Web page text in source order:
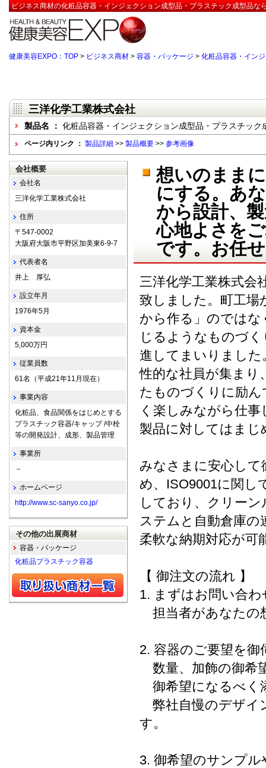
ビジネス商材の化粧品容器・インジェクション成型品・プラスチック成型品な
健康美容EXPO：TOP > ビジネス商材 > 容器・パッケージ > 化粧品容器・イン
三洋化学工業株式会社
製品名 ： 化粧品容器・インジェクション成型品・プラスチック
ページ内リンク ： 製品詳細 >> 製品概要 >> 参考画像
想いのまま
にする。あ
から設計、
心地よさを
です。お任
三洋化学工業株式会
致しました。町工場
から作る」のではな
じるようなものづ
進してまいりました
性的な社員が集まり
たものづくりに励
く楽しみながら仕
製品に対してはま
みなさまに安心し
め、ISO9001に関し
しており、クリー
ステムと自動倉庫の
柔軟な納期対応が可
【 御注文の流れ 】
1. まずはお問い合
担当者があなたの
2. 容器のご要望を
数量、加飾の御希
御希望になるべく
弊社自慢のデザイ
す。
3. 御希望のサンプ
会社概要
会社名
三洋化学工業株式会社
住所
〒547-0002
大阪府大阪市平野区加美東6-9-7
代表者名
井上 厚弘
設立年月
1976年5月
資本金
5,000万円
従業員数
61名（平成21年11月現在）
事業内容
化粧品、食品関係をはじめとする
プラスチック容器/キャップ /中栓
等の開発設計、成形、製品管理
事業所
－
ホームページ
http://www.sc-sanyo.co.jp/
その他の出展商材
容器・パッケージ
化粧品プラスチック容器